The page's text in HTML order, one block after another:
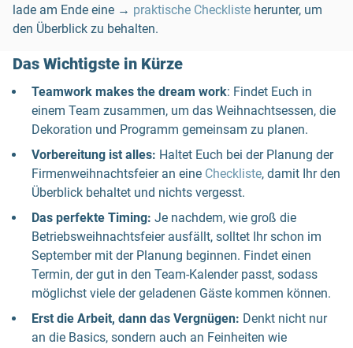
lade am Ende eine → praktische Checkliste herunter, um
den Überblick zu behalten.
Das Wichtigste in Kürze
Teamwork makes the dream work: Findet Euch in
einem Team zusammen, um das Weihnachtsessen, die
Dekoration und Programm gemeinsam zu planen.
Vorbereitung ist alles: Haltet Euch bei der Planung der
Firmenweihnachtsfeier an eine Checkliste, damit Ihr den
Überblick behaltet und nichts vergesst.
Das perfekte Timing: Je nachdem, wie groß die
Betriebsweihnachtsfeier ausfällt, solltet Ihr schon im
September mit der Planung beginnen. Findet einen
Termin, der gut in den Team-Kalender passt, sodass
möglichst viele der geladenen Gäste kommen können.
Erst die Arbeit, dann das Vergnügen: Denkt nicht nur
an die Basics, sondern auch an Feinheiten wie